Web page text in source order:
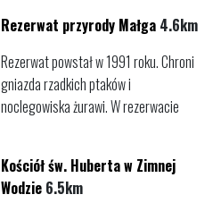
Rezerwat przyrody Małga 4.6km
Rezerwat powstał w 1991 roku. Chroni
gniazda rzadkich ptaków i
noclegowiska żurawi. W rezerwacie
Kościół św. Huberta w Zimnej
Wodzie 6.5km